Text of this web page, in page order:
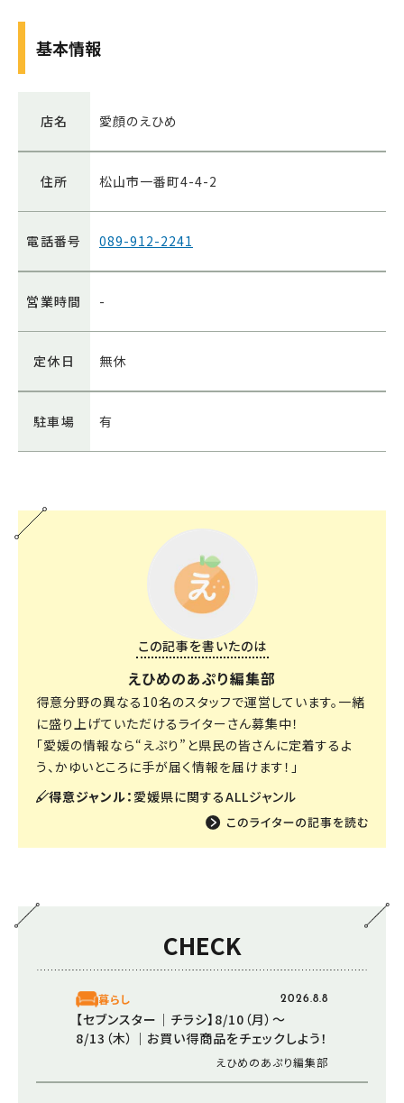
基本情報
店名 愛顔のえひめ
住所 松山市一番町4-4-2
電話番号 089-912-2241
営業時間 -
定休日 無休
駐車場 有
この記事を書いたのは
えひめのあぷり編集部
得意分野の異なる10名のスタッフで運営しています。一緒
に盛り上げていただけるライターさん募集中！
「愛媛の情報なら“えぷり”と県民の皆さんに定着するよ
う、かゆいところに手が届く情報を届けます！」
得意ジャンル： 愛媛県に関するALLジャンル
CHECK
暮らし 2026.8.8
【セブンスター│チラシ】8/10（月）～
8/13（木）｜お買い得商品をチェックしよう！
えひめのあぷり編集部